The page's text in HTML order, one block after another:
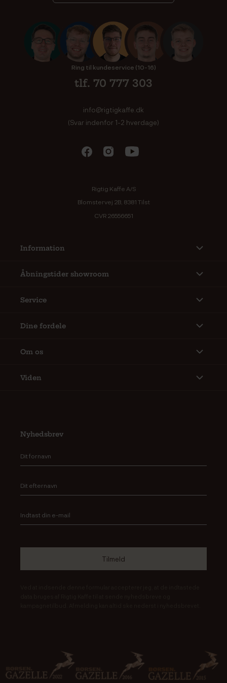
Ring til kundeservice (10-16)
tlf. 70 777 303
info@rigtigkaffe.dk
(Svar indenfor 1-2 hverdage)
Rigtig Kaffe A/S
Blomstervej 2B, 8381 Tilst
CVR 26556651
Information
Åbningstider showroom
Service
Dine fordele
Om os
Viden
Nyhedsbrev